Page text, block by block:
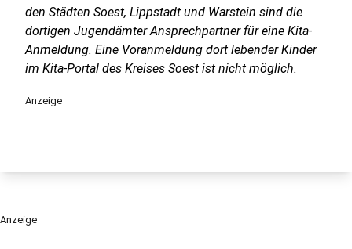
den Städten Soest, Lippstadt und Warstein sind die
dortigen Jugendämter Ansprechpartner für eine Kita-
Anmeldung. Eine Voranmeldung dort lebender Kinder
im Kita-Portal des Kreises Soest ist nicht möglich.
Anzeige
Anzeige